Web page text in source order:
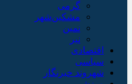
گرمی
مشکین‌شهر
نمین
نیر
اقتصادی
سیاسی
شهروند خبرنگار